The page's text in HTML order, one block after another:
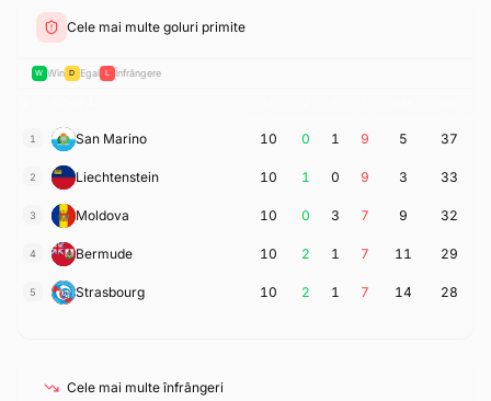
Cele mai multe goluri primite
W Win D Egal L Înfrângere
1 San Marino 10 0 1 9 5 37
2 Liechtenstein 10 1 0 9 3 33
3 Moldova 10 0 3 7 9 32
4 Bermude 10 2 1 7 11 29
5 Strasbourg 10 2 1 7 14 28
Cele mai multe înfrângeri